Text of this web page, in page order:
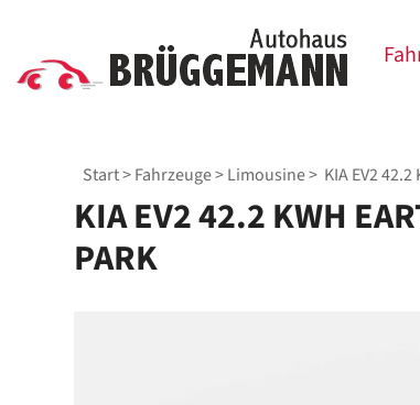
Start>Fahrzeuge>Limousine> KIA EV2 42.2
KIA EV2 42.2 KWH
PARK